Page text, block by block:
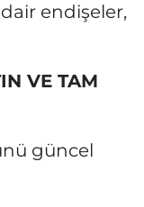
endişeler,
VE TAM
güncel